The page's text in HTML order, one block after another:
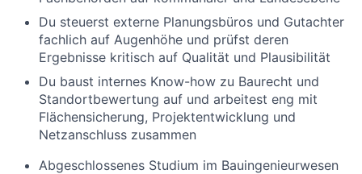
Du steuerst externe Planungsbüros und Gutachter
fachlich auf Augenhöhe und prüfst deren
Ergebnisse kritisch auf Qualität und Plausibilität
Du baust internes Know-how zu Baurecht und
Standortbewertung auf und arbeitest eng mit
Flächensicherung, Projektentwicklung und
Netzanschluss zusammen
Abgeschlossenes Studium im Bauingenieurwesen